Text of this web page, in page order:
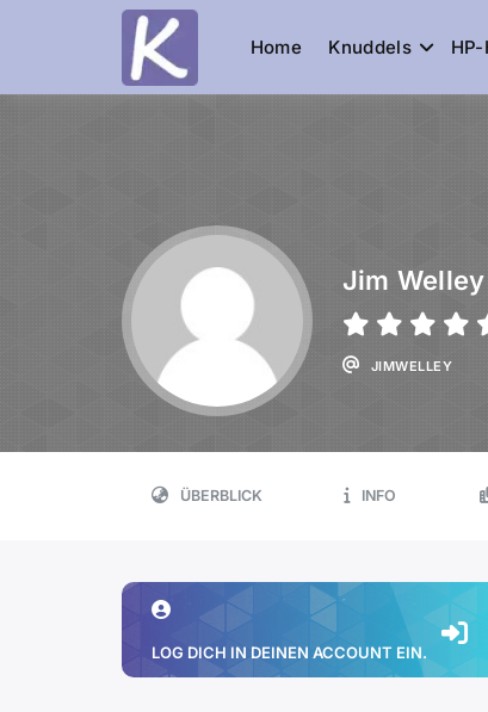
die Community
Home Knuddels
Jim Welley
JIMWELLEY
ÜBERBLICK INFO
LOG DICH IN DEINEN ACCOUNT EIN.